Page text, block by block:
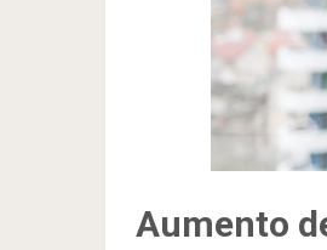
Aumento